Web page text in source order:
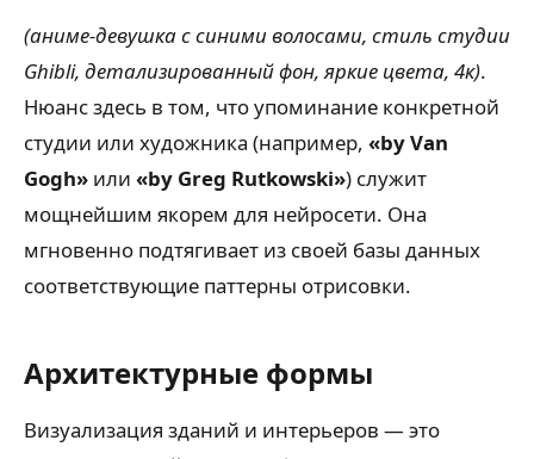
(аниме-девушка с синими волосами, стиль студии
Ghibli, детализированный фон, яркие цвета, 4к).
Нюанс здесь в том, что упоминание конкретной
студии или художника (например, «by Van
Gogh» или «by Greg Rutkowski») служит
мощнейшим якорем для нейросети. Она
мгновенно подтягивает из своей базы данных
соответствующие паттерны отрисовки.
Архитектурные формы
Визуализация зданий и интерьеров — это